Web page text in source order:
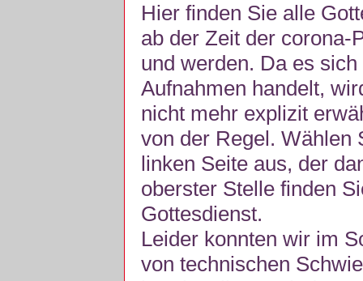
Hier finden Sie alle
ab der Zeit der corona-
und werden. Da es
Aufnahmen handelt,
nicht mehr explizit
von der Regel. Wählen
linken Seite aus, der
oberster Stelle finden
Gottesdienst.
Leider konnten wir im
von technischen